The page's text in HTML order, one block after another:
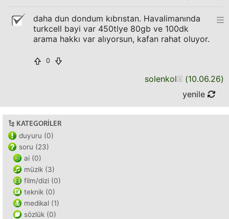
daha dun dondum kıbrıstan. Havalimanında
turkcell bayi var 450tlye 80gb ve 100dk
arama hakkı var alıyorsun, kafan rahat oluyor.
0
solenkol (10.06.26)
yenile
KATEGORILER
duyuru (0)
soru (23)
ai (0)
müzik (3)
film/dizi (0)
teknik (0)
medikal (1)
sözlük (0)